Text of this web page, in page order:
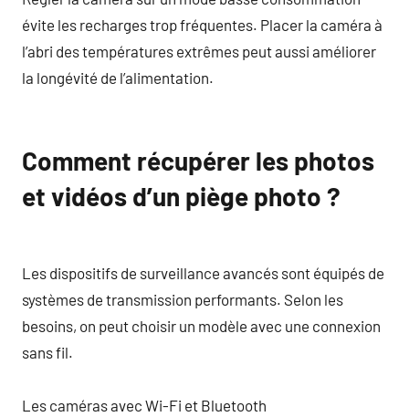
évite les recharges trop fréquentes. Placer la caméra à
l’abri des températures extrêmes peut aussi améliorer
la longévité de l’alimentation.
Comment récupérer les photos
et vidéos d’un piège photo ?
Les dispositifs de surveillance avancés sont équipés de
systèmes de transmission performants. Selon les
besoins, on peut choisir un modèle avec une connexion
sans fil.
Les caméras avec Wi-Fi et Bluetooth